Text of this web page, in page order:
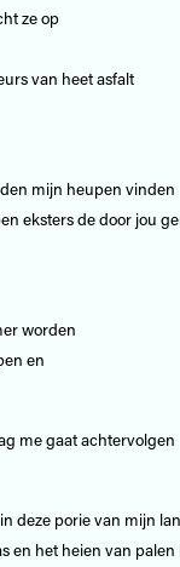
ze op
van heet asfalt
mijn heupen vinden
eksters de door jou
worden
en
me gaat achtervolgen
deze porie van mijn
en het heien van